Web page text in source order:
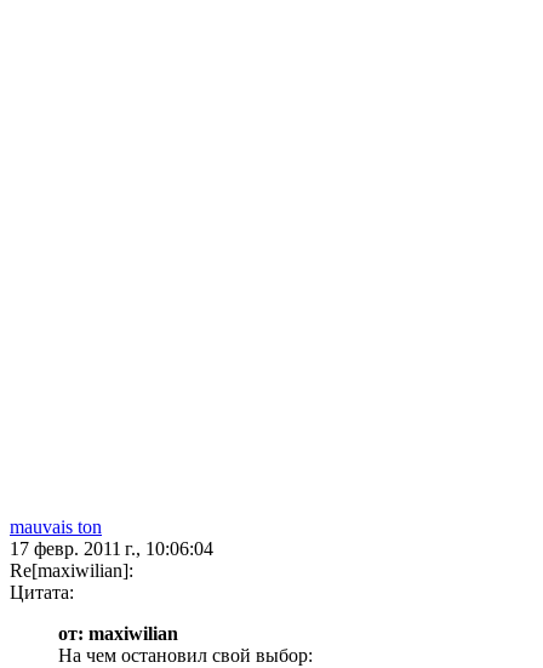
mauvais ton
17 февр. 2011 г., 10:06:04
Re[maxiwilian]:
Цитата:
от: maxiwilian
На чем остановил свой выбор: